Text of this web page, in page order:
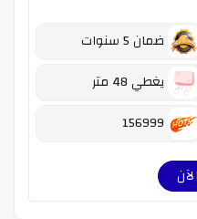
ضمان 5 سنوات
يغطي 48 متر